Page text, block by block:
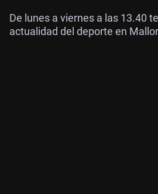
De lunes a viernes a las 13.40
actualidad del deporte en